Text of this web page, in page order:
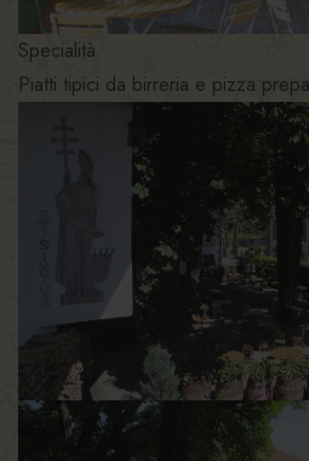
Specialità
Piatti tipici da birreria e pizza